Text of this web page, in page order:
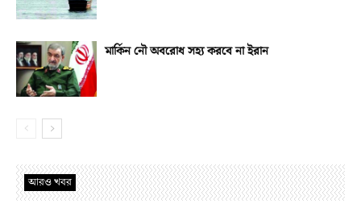
মার্কিন নৌ অবরোধ সহ্য করবে না ইরান
আরও খবর